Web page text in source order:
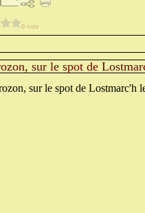
0 vote
sur le spot de